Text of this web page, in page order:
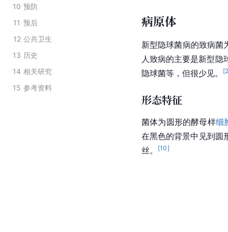
10 预防
11 预后
12 公共卫生
13 历史
14 相关研究
15 参考资料
病原体
新型隐球菌病的致病菌
人致病的主要是新型
隐球菌等，但很少见。
[
形态特征
菌体为圆形的酵母样细
在黑色的背景中见到圆
丝。 [10]